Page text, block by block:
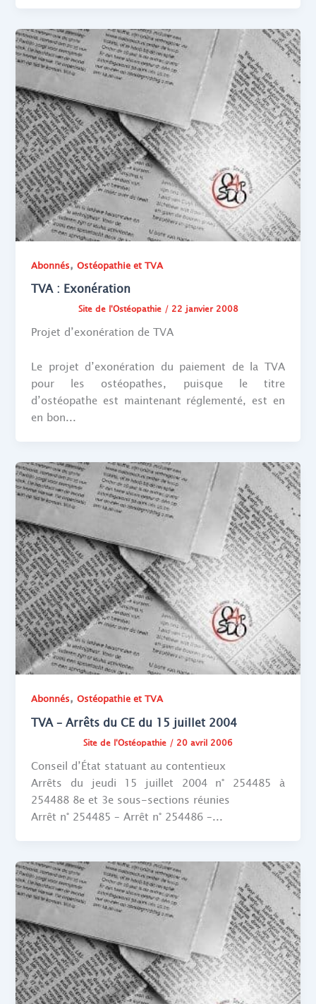
Abonnés,Ostéopathie et TVA
TVA : Exonération
Site de l'Ostéopathie/ 22 janvier 2008
Projet d’exonération de TVA
Le projet d’exonération du paiement de la TVA
pour les ostéopathes, puisque le titre
d’ostéopathe est maintenant réglementé, est en
en bon...
Abonnés,Ostéopathie et TVA
TVA – Arrêts du CE du 15 juillet 2004
Site de l'Ostéopathie / 20 avril 2006
Conseil d’État statuant au contentieux
Arrêts du jeudi 15 juillet 2004 n° 254485 à
254488 8e et 3e sous-sections réunies
Arrêt n° 254485 – Arrêt n° 254486 –...